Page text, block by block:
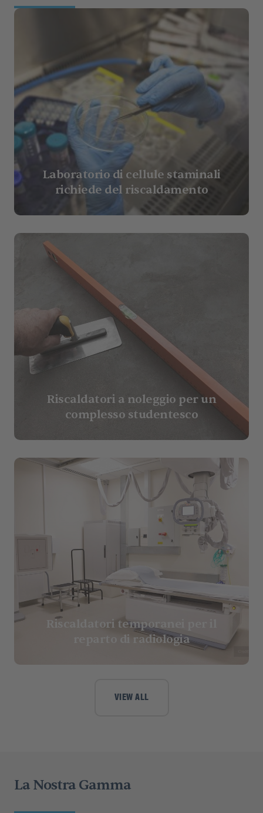
Laboratorio di cellule staminali
richiede del riscaldamento
Riscaldatori a noleggio per un
complesso studentesco
Riscaldatori temporanei per il
reparto di radiologia
VIEW ALL
La Nostra Gamma